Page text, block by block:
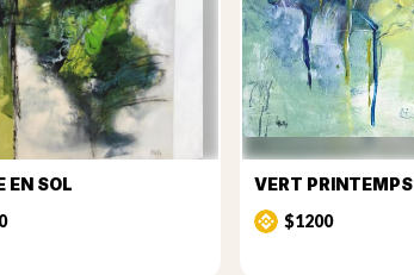
EN SOL
VERT PRINTEMPS
$1200